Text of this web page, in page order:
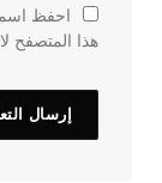
احفظ
هذا المتصفح